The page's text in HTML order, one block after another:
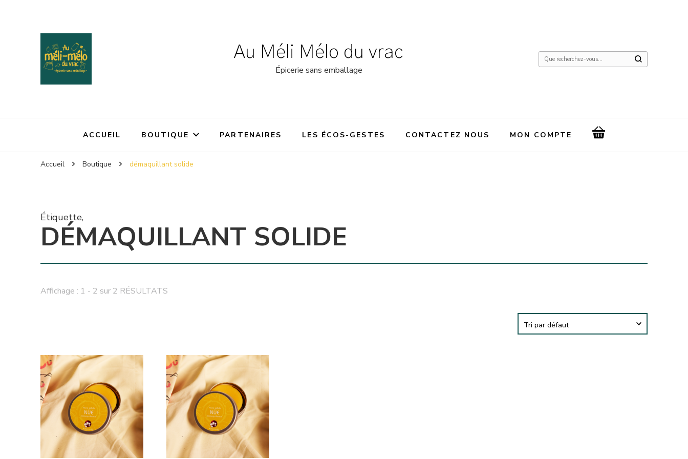
Au Méli Mélo du vrac
Épicerie sans emballage
Vous
ACCUEIL BOUTIQUE PARTENAIRES LES ÉCOS-GESTES CONTACTEZ NOUS MON COMPTE
Accueil Boutique démaquillant solide
Étiquette,
DÉMAQUILLANT SOLIDE
Affichage : 1 - 2 sur 2 RÉSULTATS